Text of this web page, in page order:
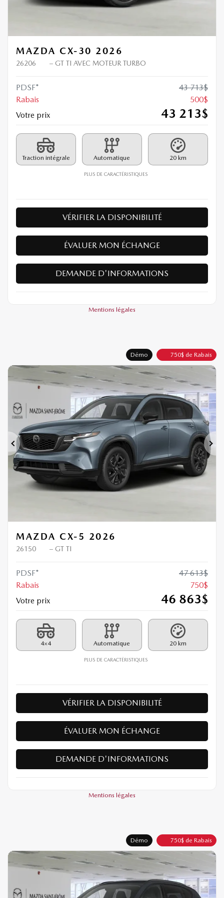
MAZDA CX-30 2026
26206 – GT TI AVEC MOTEUR TURBO
PDSF* 43 713$
Rabais
500$
Votre prix
43 213$
Traction intégrale Automatique 20 km
PLUS DE CARACTÉRISTIQUES
VÉRIFIER LA DISPONIBILITÉ
ÉVALUER MON ÉCHANGE
DEMANDE D'INFORMATIONS
Mentions légales
Démo 750$ de Rabais
Précédent
MAZDA CX-5 2026
26150 – GT TI
PDSF* 47 613$
Rabais
750$
Votre prix
46 863$
4×4 Automatique 20 km
PLUS DE CARACTÉRISTIQUES
VÉRIFIER LA DISPONIBILITÉ
ÉVALUER MON ÉCHANGE
DEMANDE D'INFORMATIONS
Mentions légales
Démo 750$ de Rabais